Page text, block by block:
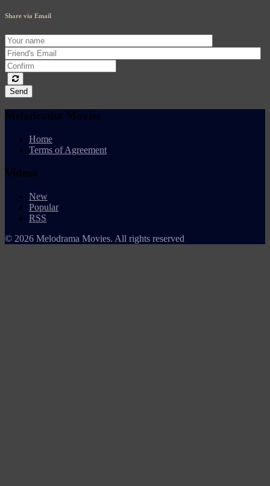
Share via Email
Send
Melodrama Movies
Home
Terms of Agreement
Videos
New
Popular
RSS
© 2026 Melodrama Movies. All rights reserved